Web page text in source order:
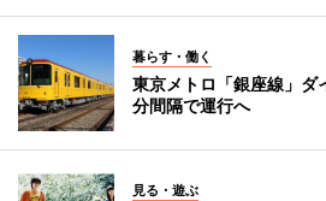
暮らす・働く
東京メトロ「銀座線」
分間隔で運行へ
見る・遊ぶ